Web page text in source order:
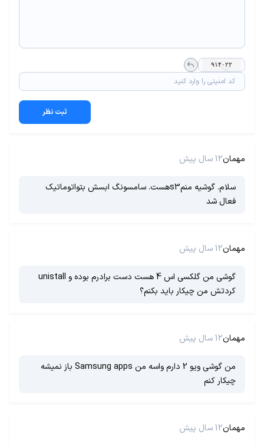
ثبت نظر
مهمان12 سال پیش
سلام. گوشیه منمs3هست. سامسونگ ابسش بتواتوماتیک
فعال شد
مهمان12 سال پیش
گوشی من گلکسی اس 4 هست دست برادرم بوده و unistall
کردتش من چیکار باید بکنم؟
مهمان12 سال پیش
من گوشی ویو 2 دارم واسه من Samsung apps باز نمیشه
چیکار کنم
مهمان12 سال پیش